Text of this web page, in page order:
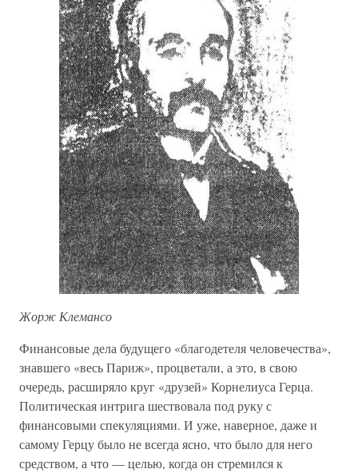
Жорж Клемансо
Финансовые дела будущего «благодетеля человечества»,
знавшего «весь Париж», процветали, а это, в свою
очередь, расширяло круг «друзей» Корнелиуса Герца.
Политическая интрига шествовала под руку с
финансовыми спекуляциями. И уже, наверное, даже и
самому Герцу было не всегда ясно, что было для него
средством, а что — целью, когда он стремился к